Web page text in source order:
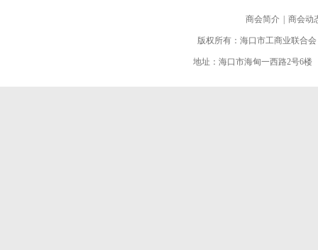
商会简介 商会动
版权所有：海口市工商业联合
地址：海口市海甸一西路2号6